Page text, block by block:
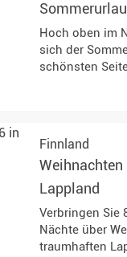
Hoch oben im
sich der
schönsten
oder einer
Wahl. Hier
Outdoor-Fan
Finnland
Weihnachten
Lappland
Verbringen Sie
Nächte über
traumhaften